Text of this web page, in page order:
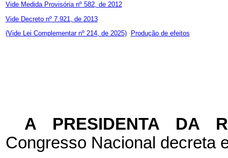
Vide Medida Provisória nº 582, de 2012
Vide Decreto nº 7.921, de 2013
(Vide Lei Complementar nº 214, de 2025)
Produção de efeitos
A PRESIDENTA DA
Congresso Nacional decreta